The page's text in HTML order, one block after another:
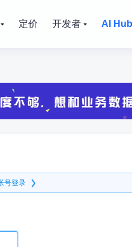
定价 开发者 AI Hub
号登录